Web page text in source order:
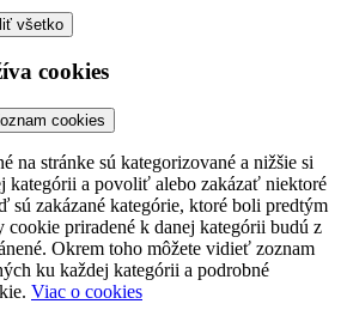
všetko
cookies
cookies
na stránke sú kategorizované a nižšie si
kategórii a povoliť alebo zakázať niektoré
sú zakázané kategórie, ktoré boli predtým
cookie priradené k danej kategórii budú z
Okrem toho môžete vidieť zoznam
ku každej kategórii a podrobné
Viac o cookies